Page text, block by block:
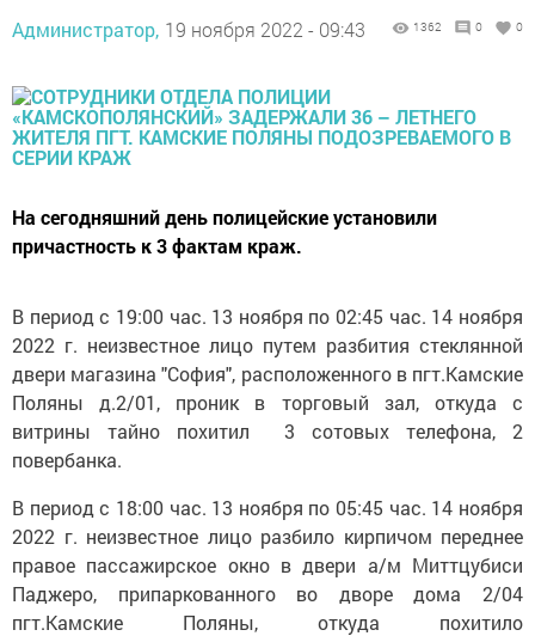
Администратор, 19 ноября 2022 - 09:43 1362 0 0
На сегодняшний день полицейские установили
причастность к 3 фактам краж.
В период с 19:00 час. 13 ноября по 02:45 час. 14 ноября
2022 г. неизвестное лицо путем разбития стеклянной
двери магазина "София", расположенного в пгт.Камские
Поляны д.2/01, проник в торговый зал, откуда с
витрины тайно похитил 3 сотовых телефона, 2
повербанка.
В период с 18:00 час. 13 ноября по 05:45 час. 14 ноября
2022 г. неизвестное лицо разбило кирпичом переднее
правое пассажирское окно в двери а/м Миттцубиси
Паджеро, припаркованного во дворе дома 2/04
пгт.Камские Поляны, откуда похитило